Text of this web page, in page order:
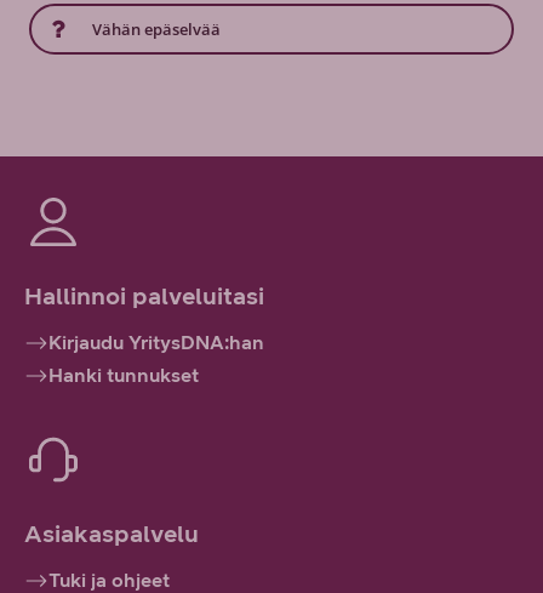
Vähän epäselvää
Hallinnoi palveluitasi
Kirjaudu YritysDNA:han
Hanki tunnukset
Asiakaspalvelu
Tuki ja ohjeet